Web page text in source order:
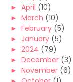
► April (10)
► March (10)
► February (5)
► January (5)
► 2024 (79)
► December (3)
► November (6)